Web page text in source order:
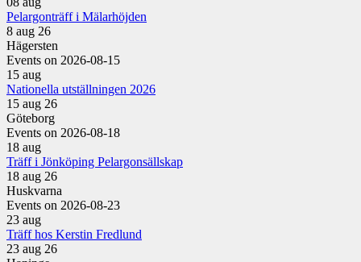
Pelargonträff i Mälarhöjden
8 aug 26
Hägersten
Events on 2026-08-15
15 aug
Nationella utställningen 2026
15 aug 26
Göteborg
Events on 2026-08-18
18 aug
Träff i Jönköping Pelargonsällskap
18 aug 26
Huskvarna
Events on 2026-08-23
23 aug
Träff hos Kerstin Fredlund
23 aug 26